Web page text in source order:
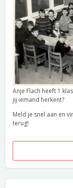
Anje Flach heeft 1
jij iemand herkent?
Meld je snel aan en
terug!